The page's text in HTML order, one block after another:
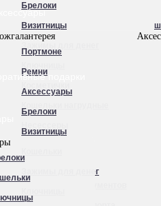
Брелоки
Визитницы
Портмоне
Ремни
Аксессуары
Брелоки
Визитницы
Зажимы для денег
подарки